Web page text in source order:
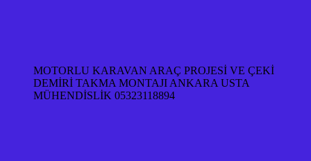
MOTORLU KARAVAN ARAÇ PROJESİ VE ÇEKİ
DEMİRİ TAKMA MONTAJI ANKARA USTA
MÜHENDİSLİK 05323118894